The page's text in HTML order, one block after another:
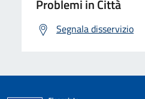
Problemi in Città
Segnala disservizio